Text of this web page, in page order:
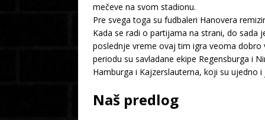
mečeve na svom stadionu.
Pre svega toga su fudbaleri Hanovera
Kada se radi o partijama na strani, do sada
poslednje vreme ovaj tim igra veoma
periodu su savladane ekipe Regensburga i
Hamburga i Kajzerslauterna, koji su ujedno
Naš predlog